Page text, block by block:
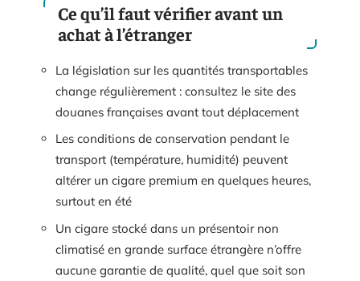
Ce qu’il faut vérifier avant un
achat à l’étranger
La législation sur les quantités transportables
change régulièrement : consultez le site des
douanes françaises avant tout déplacement
Les conditions de conservation pendant le
transport (température, humidité) peuvent
altérer un cigare premium en quelques heures,
surtout en été
Un cigare stocké dans un présentoir non
climatisé en grande surface étrangère n’offre
aucune garantie de qualité, quel que soit son